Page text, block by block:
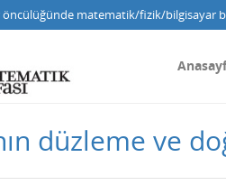
öncülüğünde matematik/fizik/bilgisayar
düzleme ve